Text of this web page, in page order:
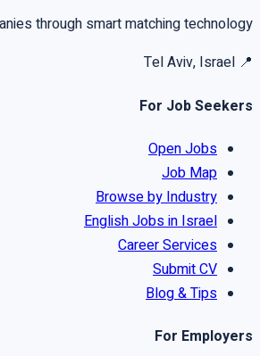
through smart matching technology.
📍
Tel Aviv, Israel
For Job Seekers
Open Jobs
Job Map
Browse by Industry
English Jobs in Israel
Career Services
Submit CV
Blog & Tips
For Employers